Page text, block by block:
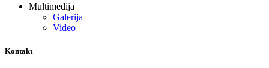
Multimedija
Galerija
Video
Kontakt